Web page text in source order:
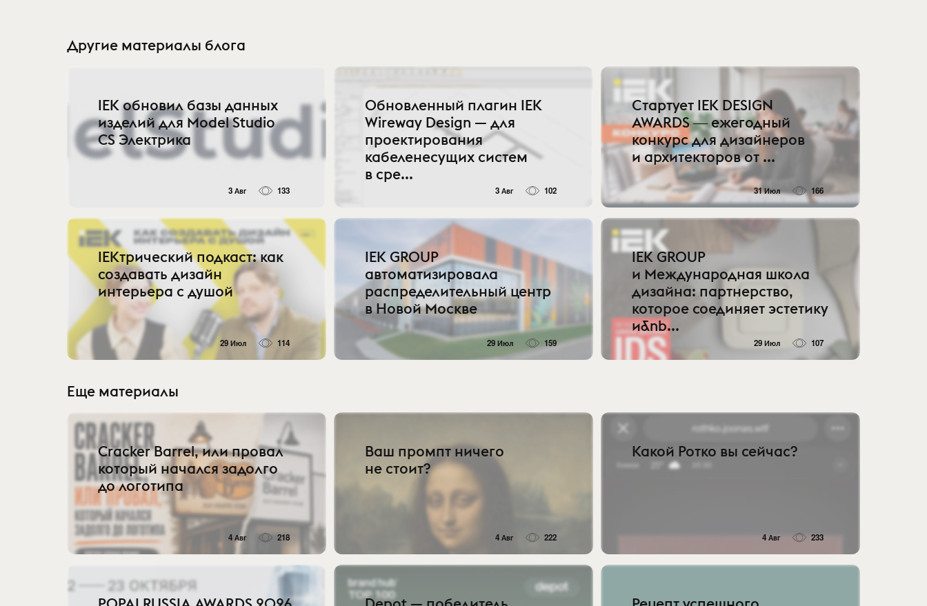
Другие материалы блога
IEK обновил базы данных
изделий для Model Studio
CS Электрика
3 Авг 133
Обновленный плагин IEK
Wireway Design — для
проектирования
кабеленесущих систем
в сре...
3 Авг 102
Стартует IEK DESIGN
AWARDS ― ежегодный
конкурс для дизайнеров
и архитекторов от ...
31 Июл 166
IEKтрический подкаст: как
создавать дизайн
интерьера с душой
29 Июл 114
IEK GROUP
автоматизировала
распределительный центр
в Новой Москве
29 Июл 159
IEK GROUP
и Международная школа
дизайна: партнерство,
которое соединяет эстетику
и&nb...
29 Июл 107
Еще материалы
Cracker Barrel, или провал
который начался задолго
до логотипа
4 Авг 218
Ваш промпт ничего
не стоит?
4 Авг 222
Какой Ротко вы сейчас?
4 Авг 233